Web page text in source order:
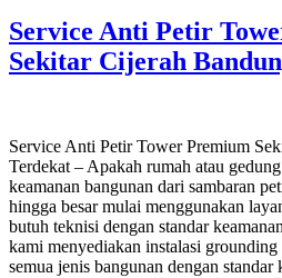
Service Anti Petir
Sekitar Cijerah
Service Anti Petir Tower Premium
Terdekat – Apakah rumah atau
keamanan bangunan dari sambaran
hingga besar mulai menggunakan
butuh teknisi dengan standar
kami menyediakan instalasi
semua jenis bangunan dengan